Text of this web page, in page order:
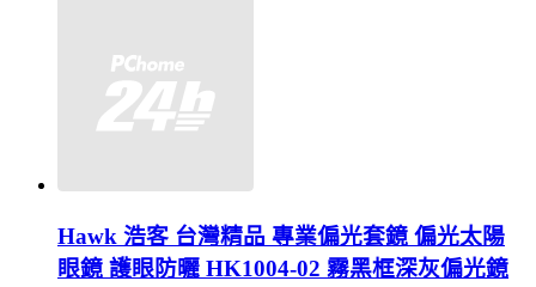
Hawk 浩客 台灣精品 專業偏光套鏡 偏光太陽
眼鏡 護眼防曬 HK1004-02 霧黑框深灰偏光鏡